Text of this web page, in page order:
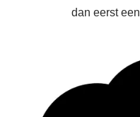
dan eerst een